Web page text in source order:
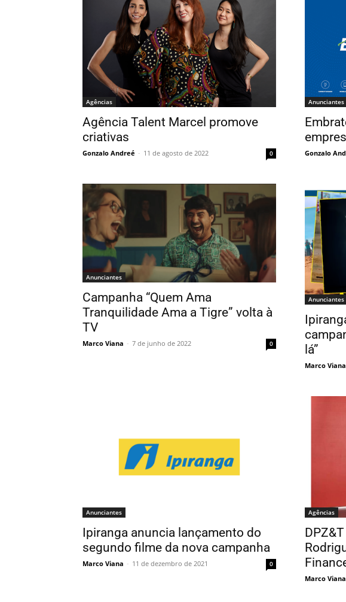
Agências
Agência Talent Marcel promove
criativas
Gonzalo Andreé - 11 de agosto de 2022 0
Anunciantes
Gonzalo
Anunciantes
Campanha “Quem Ama
Tranquilidade Ama a Tigre” volta à
TV
Marco Viana - 7 de junho de 2022 0
Anunciantes
lá”
Marco Viana
Anunciantes
Ipiranga anuncia lançamento do
segundo filme da nova campanha
Marco Viana - 11 de dezembro de 2021 0
Agências
Marco Viana